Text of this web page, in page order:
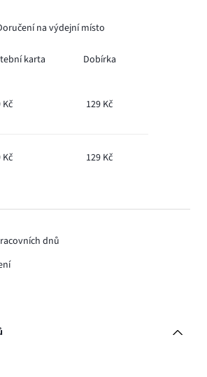
na výdejní místo
karta Dobírka
Kč 129 Kč
Kč 129 Kč
dnů